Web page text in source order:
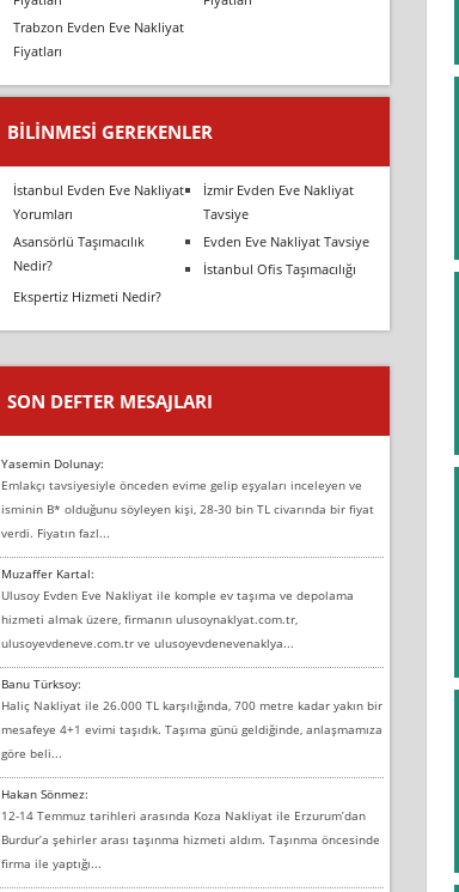
Trabzon Evden Eve Nakliyat
Fiyatları
BILINMESI GEREKENLER
İstanbul Evden Eve Nakliyat
Yorumları
İzmir Evden Eve Nakliyat
Tavsiye
Asansörlü Taşımacılık
Nedir?
Evden Eve Nakliyat Tavsiye
İstanbul Ofis Taşımacılığı
Ekspertiz Hizmeti Nedir?
SON DEFTER MESAJLARI
Yasemin Dolunay:
Emlakçı tavsiyesiyle önceden evime gelip eşyaları inceleyen ve
isminin B* olduğunu söyleyen kişi, 28-30 bin TL civarında bir fiyat
verdi. Fiyatın fazl...
Muzaffer Kartal:
Ulusoy Evden Eve Nakliyat ile komple ev taşıma ve depolama
hizmeti almak üzere, firmanın ulusoynaklyat.com.tr,
ulusoyevdeneve.com.tr ve ulusoyevdenevenaklya...
Banu Türksoy:
Haliç Nakliyat ile 26.000 TL karşılığında, 700 metre kadar yakın bir
mesafeye 4+1 evimi taşıdık. Taşıma günü geldiğinde, anlaşmamıza
göre beli...
Hakan Sönmez:
12-14 Temmuz tarihleri arasında Koza Nakliyat ile Erzurum’dan
Burdur’a şehirler arası taşınma hizmeti aldım. Taşınma öncesinde
firma ile yaptığı...